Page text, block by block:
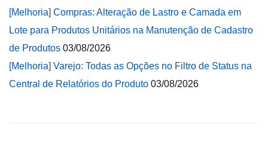
[Melhoria] Compras: Alteração de Lastro e Camada em
Lote para Produtos Unitários na Manutenção de Cadastro
de Produtos 03/08/2026
[Melhoria] Varejo: Todas as Opções no Filtro de Status na
Central de Relatórios do Produto 03/08/2026